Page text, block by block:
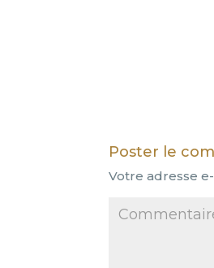
Poster le
Votre adresse